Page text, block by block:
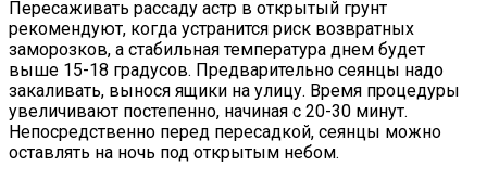
Пересаживать рассаду астр в открытый грунт
рекомендуют, когда устранится риск возвратных
заморозков, а стабильная температура днем будет
выше 15-18 градусов. Предварительно сеянцы надо
закаливать, вынося ящики на улицу. Время процедуры
увеличивают постепенно, начиная с 20-30 минут.
Непосредственно перед пересадкой, сеянцы можно
оставлять на ночь под открытым небом.